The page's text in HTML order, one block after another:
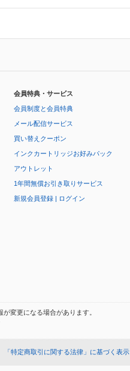
会員特典・サービス
会員制度と会員特典
メール配信サービス
買い替えクーポン
インクカートリッジお好みパック
アウトレット
1年間無償お引き取りサービス
新規会員登録 | ログイン
変更になる場合があります。
「特定商取引に関する法律」に基づく表示